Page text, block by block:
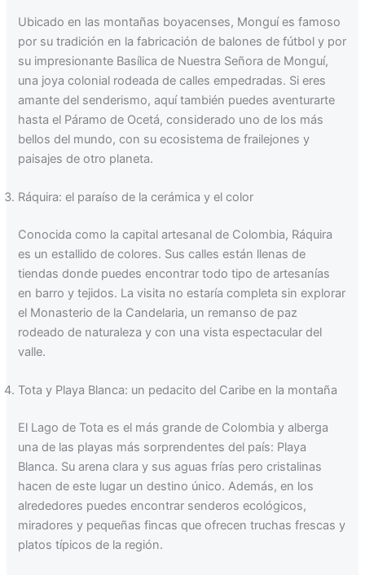
Ubicado en las montañas boyacenses, Monguí es famoso
por su tradición en la fabricación de balones de fútbol y por
su impresionante Basílica de Nuestra Señora de Monguí,
una joya colonial rodeada de calles empedradas. Si eres
amante del senderismo, aquí también puedes aventurarte
hasta el Páramo de Ocetá, considerado uno de los más
bellos del mundo, con su ecosistema de frailejones y
paisajes de otro planeta.
Ráquira: el paraíso de la cerámica y el color
Conocida como la capital artesanal de Colombia, Ráquira
es un estallido de colores. Sus calles están llenas de
tiendas donde puedes encontrar todo tipo de artesanías
en barro y tejidos. La visita no estaría completa sin explorar
el Monasterio de la Candelaria, un remanso de paz
rodeado de naturaleza y con una vista espectacular del
valle.
Tota y Playa Blanca: un pedacito del Caribe en la montaña
El Lago de Tota es el más grande de Colombia y alberga
una de las playas más sorprendentes del país: Playa
Blanca. Su arena clara y sus aguas frías pero cristalinas
hacen de este lugar un destino único. Además, en los
alrededores puedes encontrar senderos ecológicos,
miradores y pequeñas fincas que ofrecen truchas frescas y
platos típicos de la región.